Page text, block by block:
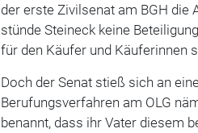
der erste Zivilsenat am BGH die
stünde Steineck keine
für den Käufer und Käuferinnen
Doch der Senat stieß sich an
Berufungsverfahren am OLG
benannt, dass ihr Vater diesem